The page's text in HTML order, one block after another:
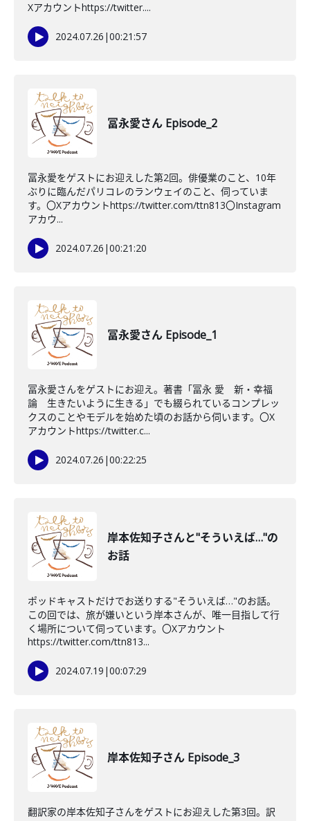
Xアカウントhttps://twitter....
2024.07.26 |00:21:57
冨永愛さん Episode_2
冨永愛をゲストにお迎えした第2回。俳優業のこと、10年
ぶりに臨んだパリコレのランウェイのこと、伺っていま
す。〇Xアカウントhttps://twitter.com/ttn813〇Instagram
アカウ...
2024.07.26 |00:21:20
冨永愛さん Episode_1
冨永愛さんをゲストにお迎え。著書「冨永 愛 新・幸福
論 生きたいように生きる」でも綴られているコンプレッ
クスのことやモデルを始めた頃のお話から伺います。〇X
アカウントhttps://twitter.c...
2024.07.26 |00:22:25
岸本佐知子さんと"そういえば…"の
お話
ポッドキャストだけでお送りする"そういえば…"のお話。
この回では、旅が嫌いという岸本さんが、唯一目指して行
く場所について伺っています。〇Xアカウント
https://twitter.com/ttn813...
2024.07.19 |00:07:29
岸本佐知子さん Episode_3
翻訳家の岸本佐知子さんをゲストにお迎えした第3回。訳